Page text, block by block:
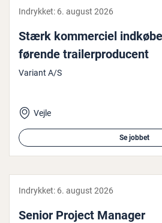
Indrykket: 6. august 2026
Stærk kom­merci­el
førende trai­ler­pro­du­cent
Variant A/S
Vejle
Se jobbet
Indrykket: 6. august 2026
Senior Project Manager